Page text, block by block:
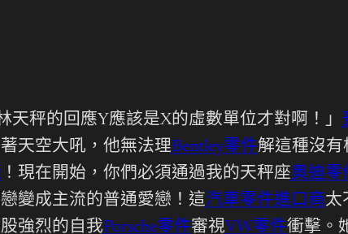
天秤的回應Y應該是X的虛數單位才對啊！」
天空大吼，他無法理Bentley零件解這種沒有
！現在開始，你們必須通過我的天秤座奧迪零
變成主流的普通愛戀！這汽車零件進口商太
強烈的自我Porsche零件審視VW零件衝擊。